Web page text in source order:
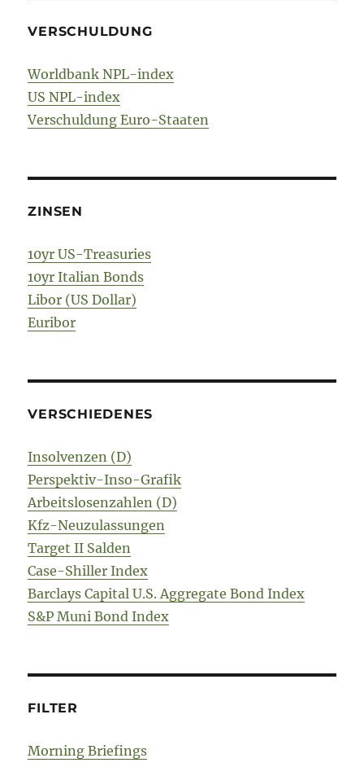
VERSCHULDUNG
Worldbank NPL-index
US NPL-index
Verschuldung Euro-Staaten
ZINSEN
10yr US-Treasuries
10yr Italian Bonds
Libor (US Dollar)
Euribor
VERSCHIEDENES
Insolvenzen (D)
Perspektiv-Inso-Grafik
Arbeitslosenzahlen (D)
Kfz-Neuzulassungen
Target II Salden
Case-Shiller Index
Barclays Capital U.S. Aggregate Bond Index
S&P Muni Bond Index
FILTER
Morning Briefings